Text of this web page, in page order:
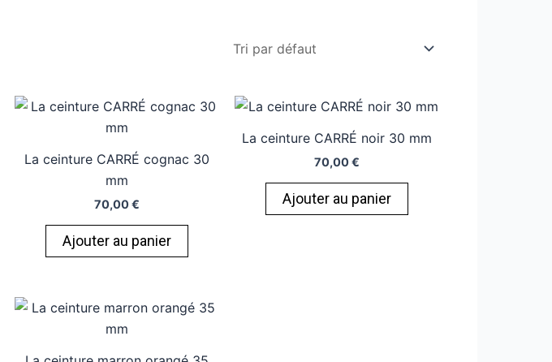
La ceinture CARRÉ cognac 30
mm
70,00€
Ajouter au panier
La ceinture CARRÉ noir 30 mm
70,00€
Ajouter au panier